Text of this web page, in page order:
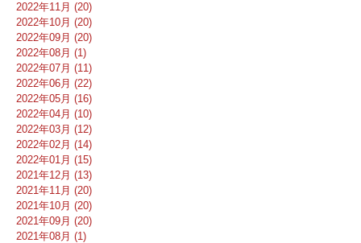
2022年11月 (20)
2022年10月 (20)
2022年09月 (20)
2022年08月 (1)
2022年07月 (11)
2022年06月 (22)
2022年05月 (16)
2022年04月 (10)
2022年03月 (12)
2022年02月 (14)
2022年01月 (15)
2021年12月 (13)
2021年11月 (20)
2021年10月 (20)
2021年09月 (20)
2021年08月 (1)